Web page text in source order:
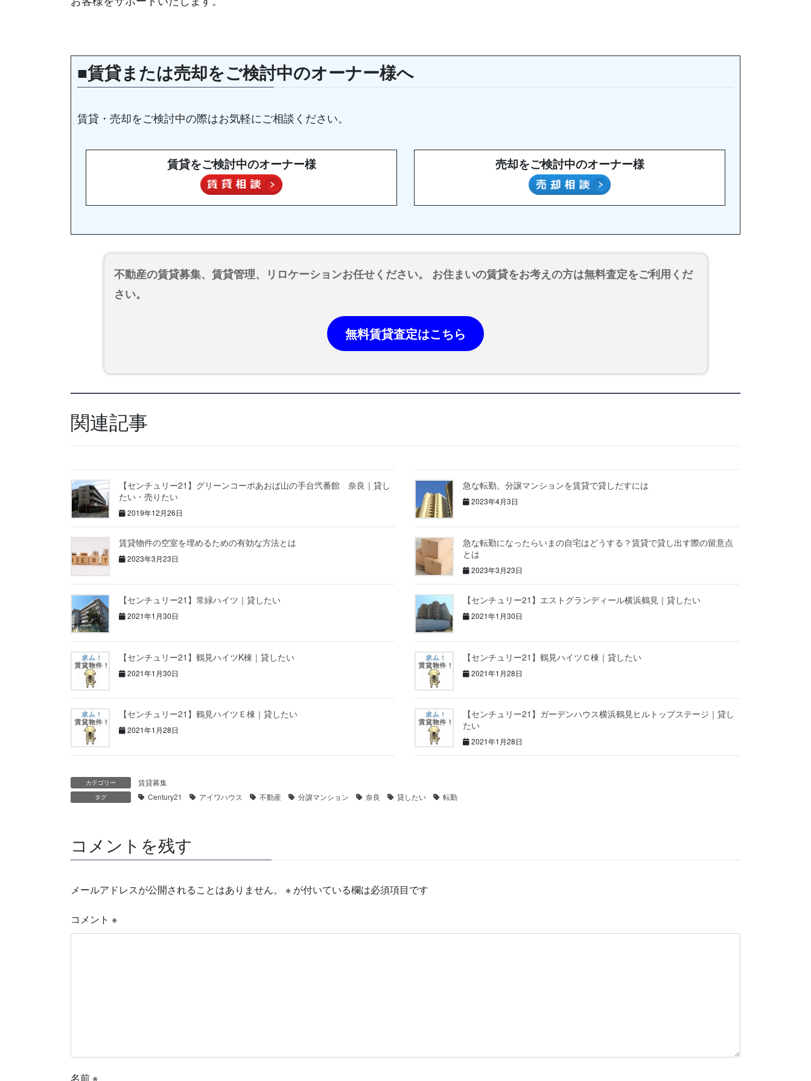
■賃貸または売却をご検討中のオーナー様へ
賃貸・売却をご検討中の際はお気軽にご相談ください。
賃貸をご検討中のオーナー様 売却をご検討中のオーナー様
不動産の賃貸募集、賃貸管理、リロケーションお任せください。 お住まいの賃貸をお考えの方は無料査定をご利用くだ
さい。
無料賃貸査定はこちら
関連記事
【センチュリー21】グリーンコーポあおば山の手台弐番館 奈良｜貸し
たい・売りたい
2019年12月26日
急な転勤。分譲マンションを賃貸で貸しだすには
2023年4月3日
賃貸物件の空室を埋めるための有効な方法とは
2023年3月23日
急な転勤になったらいまの自宅はどうする？賃貸で貸し出す際の留意点
とは
2023年3月23日
【センチュリー21】常緑ハイツ｜貸したい
2021年1月30日
【センチュリー21】エストグランディール横浜鶴見｜貸したい
2021年1月30日
【センチュリー21】鶴見ハイツK棟｜貸したい
2021年1月30日
【センチュリー21】鶴見ハイツＣ棟｜貸したい
2021年1月28日
【センチュリー21】鶴見ハイツＥ棟｜貸したい
2021年1月28日
【センチュリー21】ガーデンハウス横浜鶴見ヒルトップステージ｜貸し
たい
2021年1月28日
カテゴリー 賃貸募集
タグ Century21 アイワハウス 不動産 分譲マンション 奈良 貸したい 転勤
コメントを残す
メールアドレスが公開されることはありません。 ※ が付いている欄は必須項目です
コメント ※
名前※